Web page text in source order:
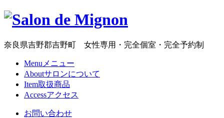
Skip
content
奈良県吉野郡吉野町 女性専用・完全個室・完全予約制
Menu メニュー
Aboutサロンについて
Item取扱商品
Accessアクセス
お問い合わせ